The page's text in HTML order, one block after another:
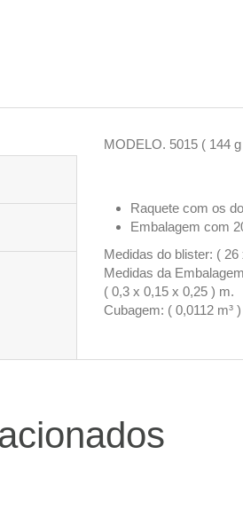
MODELO. 5015 ( 144 g
Raquete com os
Embalagem com
Medidas do blister: ( 26
Medidas da
( 0,3 x 0,15 x 0,25 ) m.
Cubagem: ( 0,0112 m³ )